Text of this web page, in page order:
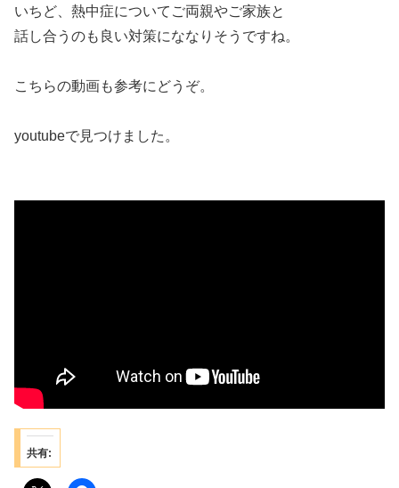
いちど、熱中症についてご両親やご家族と
話し合うのも良い対策にななりそうですね。
こちらの動画も参考にどうぞ。
youtubeで見つけました。
共有: